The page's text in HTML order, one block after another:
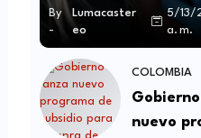
By
-
Lumacaster
eo
5/13/
a. m.
COLOMBIA
nuevo